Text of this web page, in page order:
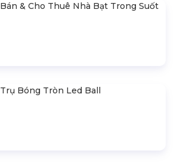
Bán & Cho Thuê Nhà Bạt Trong Suốt
Trụ Bóng Tròn Led Ball